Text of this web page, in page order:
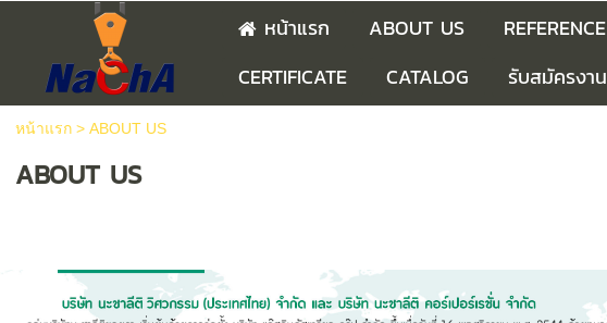
หน้าแรก ABOUT US REFERENCE
CERTIFICATE
CATALOG รับสมัครงาน
หน้าแรก> ABOUT US
ABOUT US